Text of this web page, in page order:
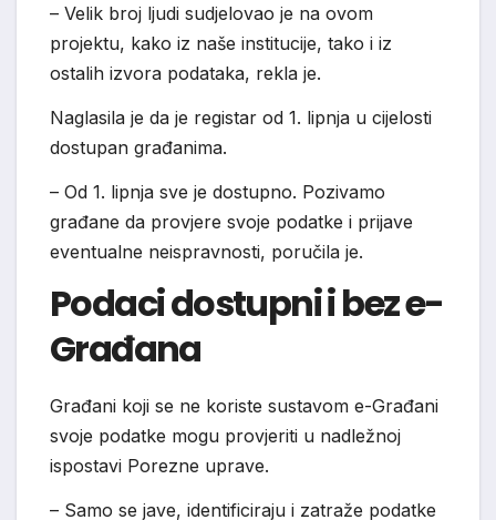
– Velik broj ljudi sudjelovao je na ovom
projektu, kako iz naše institucije, tako i iz
ostalih izvora podataka, rekla je.
Naglasila je da je registar od 1. lipnja u cijelosti
dostupan građanima.
– Od 1. lipnja sve je dostupno. Pozivamo
građane da provjere svoje podatke i prijave
eventualne neispravnosti, poručila je.
Podaci dostupni i bez e-
Građana
Građani koji se ne koriste sustavom e-Građani
svoje podatke mogu provjeriti u nadležnoj
ispostavi Porezne uprave.
– Samo se jave, identificiraju i zatraže podatke